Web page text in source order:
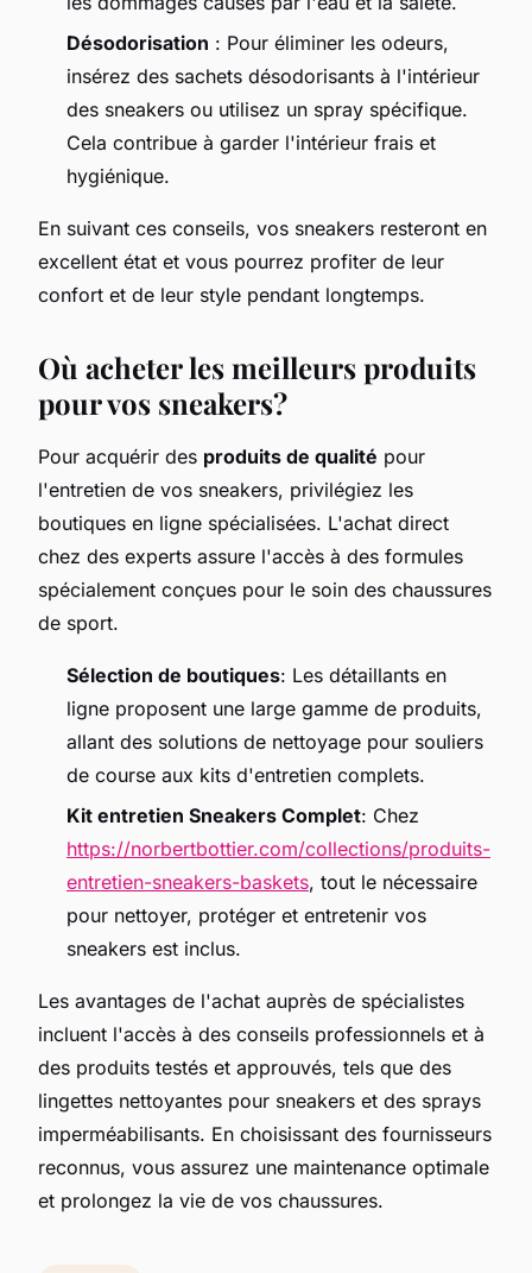
Désodorisation : Pour éliminer les odeurs,
insérez des sachets désodorisants à l'intérieur
des sneakers ou utilisez un spray spécifique.
Cela contribue à garder l'intérieur frais et
hygiénique.
En suivant ces conseils, vos sneakers resteront en
excellent état et vous pourrez profiter de leur
confort et de leur style pendant longtemps.
Où acheter les meilleurs produits
pour vos sneakers?
Pour acquérir des produits de qualité pour
l'entretien de vos sneakers, privilégiez les
boutiques en ligne spécialisées. L'achat direct
chez des experts assure l'accès à des formules
spécialement conçues pour le soin des chaussures
de sport.
Sélection de boutiques: Les détaillants en
ligne proposent une large gamme de produits,
allant des solutions de nettoyage pour souliers
de course aux kits d'entretien complets.
Kit entretien Sneakers Complet: Chez
https://norbertbottier.com/collections/produits-
entretien-sneakers-baskets, tout le nécessaire
pour nettoyer, protéger et entretenir vos
sneakers est inclus.
Les avantages de l'achat auprès de spécialistes
incluent l'accès à des conseils professionnels et à
des produits testés et approuvés, tels que des
lingettes nettoyantes pour sneakers et des sprays
imperméabilisants. En choisissant des fournisseurs
reconnus, vous assurez une maintenance optimale
et prolongez la vie de vos chaussures.